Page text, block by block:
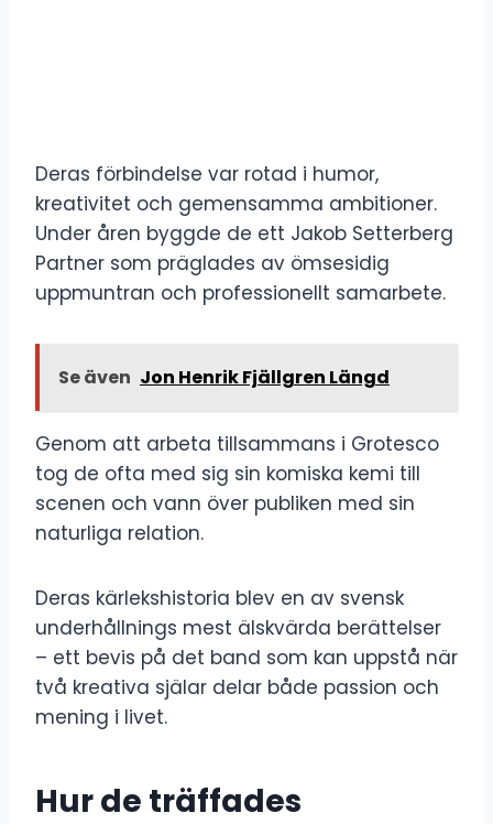
Deras förbindelse var rotad i humor,
kreativitet och gemensamma ambitioner.
Under åren byggde de ett Jakob Setterberg
Partner som präglades av ömsesidig
uppmuntran och professionellt samarbete.
Se även Jon Henrik Fjällgren Längd
Genom att arbeta tillsammans i Grotesco
tog de ofta med sig sin komiska kemi till
scenen och vann över publiken med sin
naturliga relation.
Deras kärlekshistoria blev en av svensk
underhållnings mest älskvärda berättelser
– ett bevis på det band som kan uppstå när
två kreativa själar delar både passion och
mening i livet.
Hur de träffades